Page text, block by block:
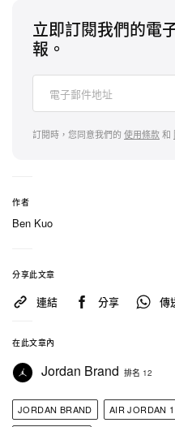
立即訂閱我們的電
報。
訂閱時，您同意我們的 使用條款和
作者
Ben Kuo
分享此文章
連結 分享 傳
在此文章內
Jordan Brand 排名 12
JORDAN BRAND AIR JORDAN 1